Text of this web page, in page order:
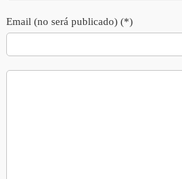
Email (no será publicado) (*)